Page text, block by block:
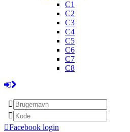
C1
C2
C3
C4
C5
C6
C7
C8
Facebook login